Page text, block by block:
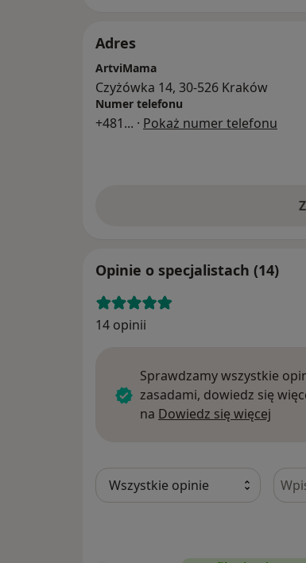
Adres
ArtviMama
Czyżówka 14, 30-526 Kraków
Numer telefonu
+481... · Pokaż numer telefonu
Opinie o specjalistach (14)
14 opinii
Sprawdzamy wszystkie
zasadami, dowiedz się
na Dowiedz się więcej